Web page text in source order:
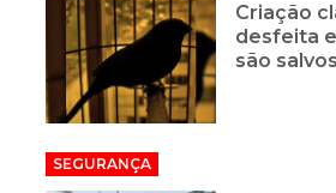
Criação
desfeita
são
SEGURANÇA